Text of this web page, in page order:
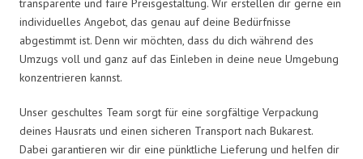
transparente und faire Preisgestaltung. Wir erstellen dir gerne ein
individuelles Angebot, das genau auf deine Bedürfnisse
abgestimmt ist. Denn wir möchten, dass du dich während des
Umzugs voll und ganz auf das Einleben in deine neue Umgebung
konzentrieren kannst.
Unser geschultes Team sorgt für eine sorgfältige Verpackung
deines Hausrats und einen sicheren Transport nach Bukarest.
Dabei garantieren wir dir eine pünktliche Lieferung und helfen dir